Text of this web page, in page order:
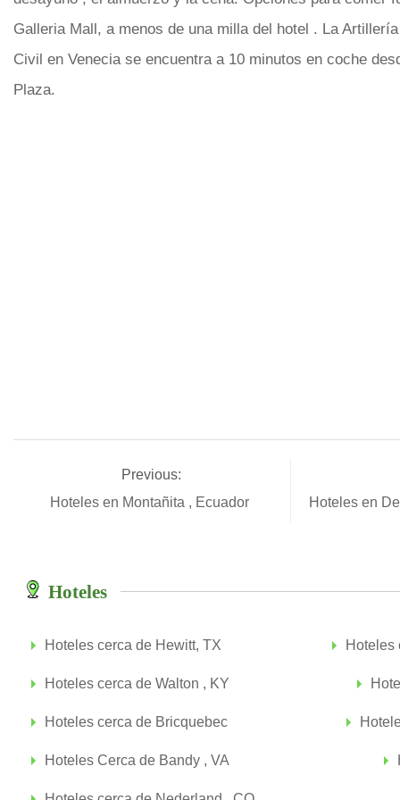
Galleria Mall, a menos de una milla del hotel . La
Civil en Venecia se encuentra a 10 minutos en coche
Plaza.
Previous:
Hoteles en Montañita , Ecuador
Hoteles en
Hoteles
Hoteles cerca de Hewitt, TX Hoteles
Hoteles cerca de Walton , KY
Hoteles cerca de Bricquebec
Hoteles Cerca de Bandy , VA